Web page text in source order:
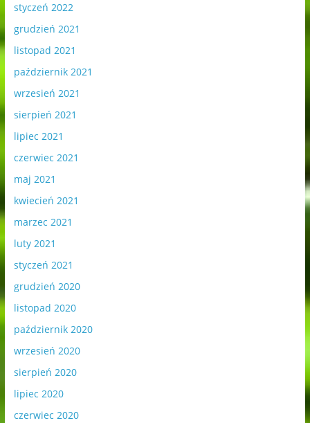
styczeń 2022
grudzień 2021
listopad 2021
październik 2021
wrzesień 2021
sierpień 2021
lipiec 2021
czerwiec 2021
maj 2021
kwiecień 2021
marzec 2021
luty 2021
styczeń 2021
grudzień 2020
listopad 2020
październik 2020
wrzesień 2020
sierpień 2020
lipiec 2020
czerwiec 2020